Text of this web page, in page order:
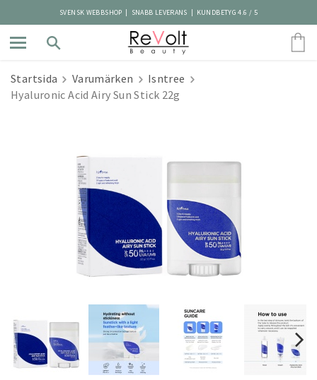
SVENSK WEBBSHOP | SNABB LEVERANS | KUNDBETYG 4.6 / 5
Startsida Varumärken
Isntree
Hyaluronic Acid Airy Sun Stick 22g